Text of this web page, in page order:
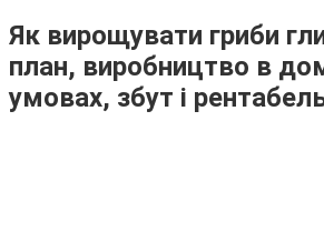
Як вирощувати гриби
план, виробництво в
умовах, збут і